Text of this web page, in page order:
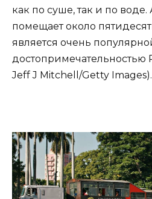
как по суше, так и по
помещает около
является очень
достопримечательностью
Jeff J Mitchell/Getty Images).